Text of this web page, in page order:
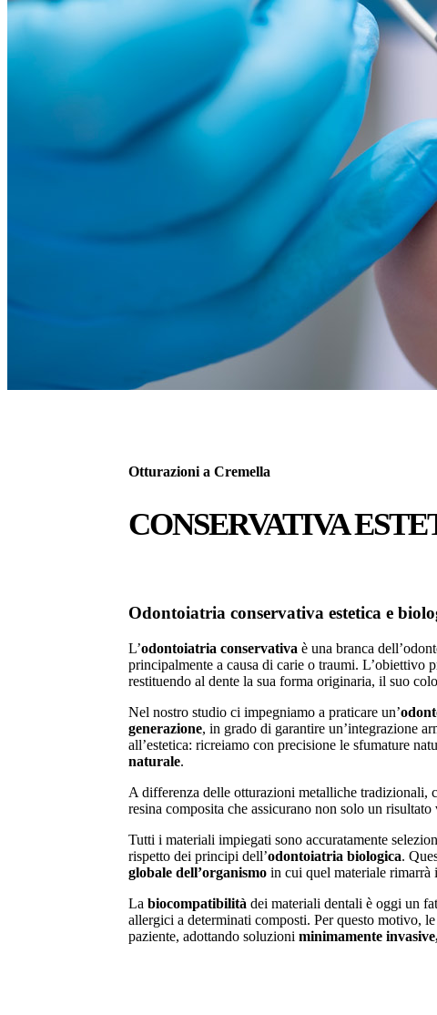
Otturazioni a Cremella
CONSERVATIVA
Odontoiatria conservativa estetica e
L’odontoiatria conservativa è una branca
principalmente a causa di carie o traumi. L’obiettivo
restituendo al dente la sua forma originaria, il suo
Nel nostro studio ci impegniamo a praticare un’
generazione, in grado di garantire un’integrazione
all’estetica: ricreiamo con precisione le sfumature
naturale.
A differenza delle otturazioni metalliche tradizionali,
resina composita che assicurano non solo un
Tutti i materiali impiegati sono accuratamente
rispetto dei principi dell’odontoiatria biologica.
globale dell’organismoin cui quel materiale rimarrà
La biocompatibilità dei materiali dentali è oggi un
allergici a determinati composti. Per questo motivo,
paziente, adottando soluzioni minimamente